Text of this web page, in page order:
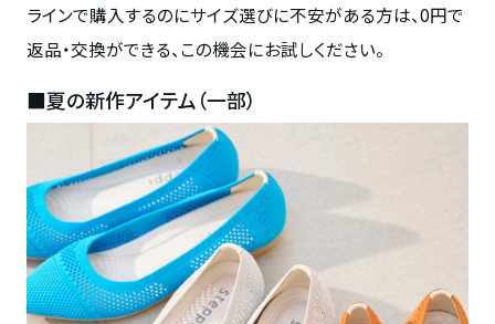
ラインで購入するのにサイズ選びに不安がある方は、0円で
返品・交換ができる、この機会にお試しください。
■夏の新作アイテム（一部）